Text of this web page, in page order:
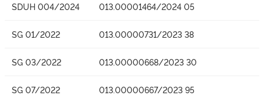
SDUH 004/2024 013.00001464/2024 05
SG 01/2022 013.00000731/2023 38
SG 03/2022 013.00000668/2023 30
SG 07/2022 013.00000667/2023 95